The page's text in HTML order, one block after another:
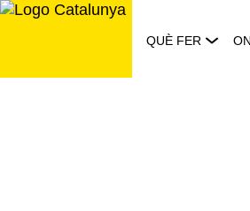
Saltar
QUÈ FER